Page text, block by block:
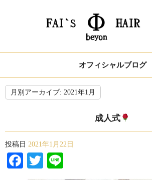
オフィシャルブログ
月別アーカイブ: 2021年1月
成人式
投稿日 2021年1月22日
Facebook
Twitter